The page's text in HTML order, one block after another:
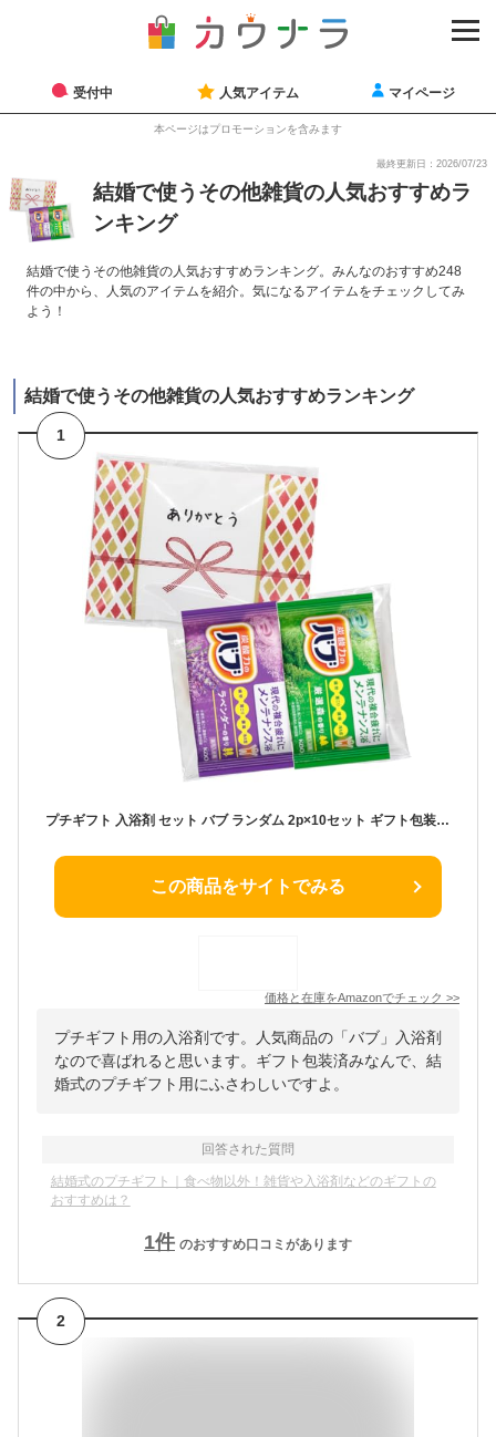
受付中 人気アイテム マイページ
本ページはプロモーションを含みます
最終更新日：2026/07/23
結婚で使うその他雑貨の人気おすすめラ
ンキング
結婚で使うその他雑貨の人気おすすめランキング。みんなのおすすめ248
件の中から、人気のアイテムを紹介。気になるアイテムをチェックしてみ
よう！
結婚で使うその他雑貨の人気おすすめランキング
1
プチギフト 入浴剤 セット バブ ランダム 2p×10セット ギフト包装済み (ありがとう)
この商品をサイトでみる
価格と在庫をAmazonでチェック >>
プチギフト用の入浴剤です。人気商品の「バブ」入浴剤
なので喜ばれると思います。ギフト包装済みなんで、結
婚式のプチギフト用にふさわしいですよ。
回答された質問
結婚式のプチギフト｜食べ物以外！雑貨や入浴剤などのギフトの
おすすめは？
1件 のおすすめ口コミがあります
2